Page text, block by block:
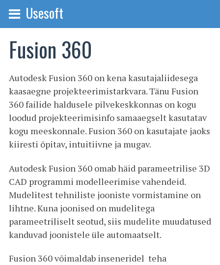
Usesoft
Fusion 360
Autodesk Fusion 360 on kena kasutajaliidesega
kaasaegne projekteerimistarkvara. Tänu Fusion
360 failide haldusele pilvekeskkonnas on kogu
loodud projekteerimisinfo samaaegselt kasutatav
kogu meeskonnale. Fusion 360 on kasutajate jaoks
kiiresti õpitav, intuitiivne ja mugav.
Autodesk Fusion 360 omab häid parameetrilise 3D
CAD programmi modelleerimise vahendeid.
Mudelitest tehniliste jooniste vormistamine on
lihtne. Kuna joonised on mudelitega
parameetriliselt seotud, siis mudelite muudatused
kanduvad joonistele üle automaatselt.
Fusion 360 võimaldab inseneridel teha